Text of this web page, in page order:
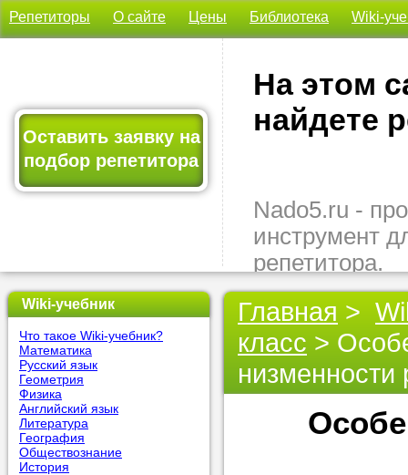
Репетиторы О сайте Цены Библиотека Wiki-
Оставить заявку на
подбор репетитора
На этом
найдете
Nado5.ru -
инструмент
репетитора.
Здесь вы
подходящего
быстро,
бесплатно.
Оставьте
позвоните
Wiki-учебник
Что такое Wiki-учебник?
Математика
Русский язык
Геометрия
Физика
Английский язык
Литература
География
Обществознание
История
Главная >
класс >
низменности